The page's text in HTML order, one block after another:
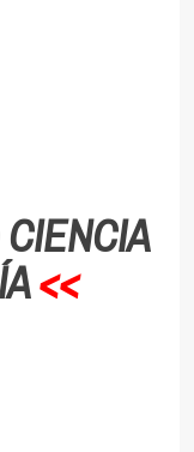
<<